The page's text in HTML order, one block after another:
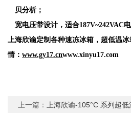
贝分析；
宽电压带设计，适合187V~242VAC
上海欣谕定制各种速冻冰箱，超低温
情：www.gy17.cnwww.xinyu17.com
上一篇：上海欣谕-105°C 系列超低温深冷保存箱